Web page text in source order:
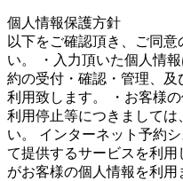
個人情報保護方針
以下をご確認頂き、ご同
い。 ・入力頂いた個人情
約の受付・確認・管理、
利用致します。 ・お客様
利用停止等につきましては
い。 インターネット予約
て提供するサービスを利
がお客様の個人情報を利